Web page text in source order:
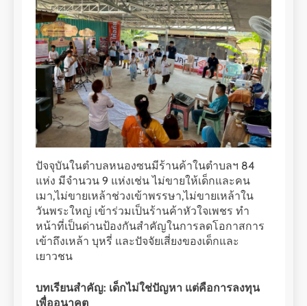
ปัจจุบันในตำบลหนองซนมีร้านค้าในตำบลฯ 84
แห่ง มีจำนวน 9 แห่งเช่น ไม่ขายให้เด็กและคน
เมา,ไม่ขายเหล้าช่วงเข้าพรรษา,ไม่ขายเหล้าใน
วันพระใหญ่ เข้าร่วมเป็นร้านค้าหัวใจเพชร ทำ
หน้าที่เป็นด่านป้องกันสำคัญในการลดโอกาสการ
เข้าถึงเหล้า บุหรี่ และปัจจัยเสี่ยงของเด็กและ
เยาวชน
บทเรียนสำคัญ: เด็กไม่ใช่ปัญหา แต่คือการลงทุน
เพื่ออนาคต